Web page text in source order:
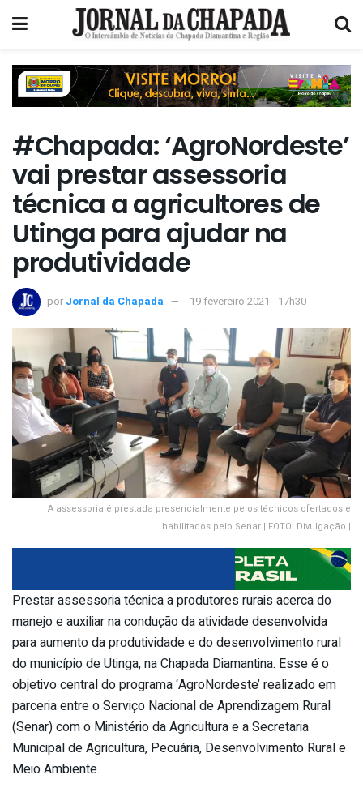
#Chapada: ‘AgroNordeste’
vai prestar assessoria
técnica a agricultores de
Utinga para ajudar na
produtividade
por Jornal da Chapada 19 fevereiro 2021 - 17h30
A assessoria é prestada presencialmente pelos técnicos ofertados e
habilitados pelo Senar | FOTO: Divulgação |
Prestar assessoria técnica a produtores rurais acerca do
manejo e auxiliar na condução da atividade desenvolvida
para aumento da produtividade e do desenvolvimento rural
do município de Utinga, na Chapada Diamantina. Esse é o
objetivo central do programa ‘AgroNordeste’ realizado em
parceria entre o Serviço Nacional de Aprendizagem Rural
(Senar) com o Ministério da Agricultura e a Secretaria
Municipal de Agricultura, Pecuária, Desenvolvimento Rural e
Meio Ambiente.